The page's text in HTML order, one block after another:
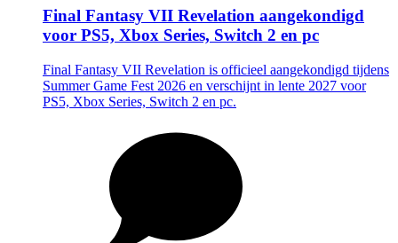
Final Fantasy VII Revelation aangekondigd
voor PS5, Xbox Series, Switch 2 en pc
Final Fantasy VII Revelation is officieel aangekondigd tijdens
Summer Game Fest 2026 en verschijnt in lente 2027 voor
PS5, Xbox Series, Switch 2 en pc.